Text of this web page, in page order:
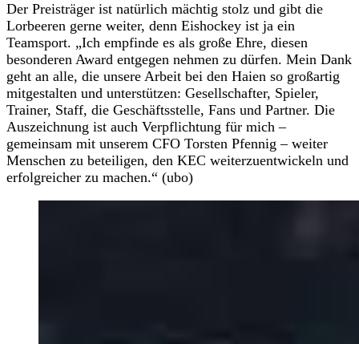
Der Preisträger ist natürlich mächtig stolz und gibt die
Lorbeeren gerne weiter, denn Eishockey ist ja ein
Teamsport. „Ich empfinde es als große Ehre, diesen
besonderen Award entgegen nehmen zu dürfen. Mein Dank
geht an alle, die unsere Arbeit bei den Haien so großartig
mitgestalten und unterstützen: Gesellschafter, Spieler,
Trainer, Staff, die Geschäftsstelle, Fans und Partner. Die
Auszeichnung ist auch Verpflichtung für mich –
gemeinsam mit unserem CFO Torsten Pfennig – weiter
Menschen zu beteiligen, den KEC weiterzuentwickeln und
erfolgreicher zu machen.“ (ubo)